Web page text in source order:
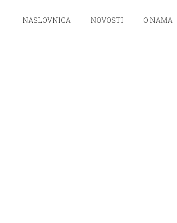
NASLOVNICA NOVOSTI O NAMA